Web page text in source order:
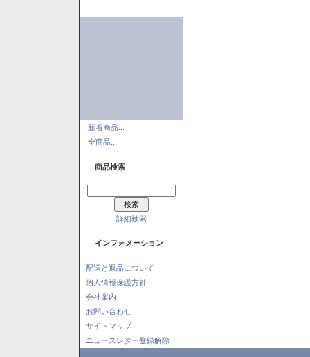
新着商品...
全商品...
商品検索
詳細検索
インフォメーション
配送と返品について
個人情報保護方針
会社案内
お問い合わせ
サイトマップ
ニュースレター登録解除